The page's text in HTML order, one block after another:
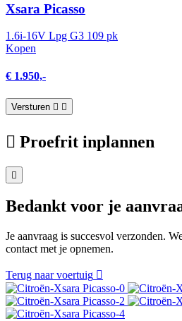
Xsara Picasso
1.6i-16V Lpg G3 109 pk
Kopen
€ 1.950,-
Versturen
Proefrit inplannen
Bedankt voor je
Je aanvraag is succesvol verzonden.
contact met je opnemen.
Terug naar voertuig